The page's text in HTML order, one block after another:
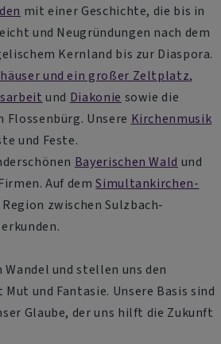
mit einer Geschichte, die bis in
und Neugründungen nach dem
Kernland bis zur Diaspora.
und ein großer Zeltplatz,
und Diakonie sowie die
Flossenbürg. Unsere Kirchenmusik
und Feste.
Bayerischen Wald und
Auf demSimultankirchen-
zwischen Sulzbach-
und stellen uns den
und Fantasie. Unsere Basis sind
Glaube, der uns hilft die Zukunft